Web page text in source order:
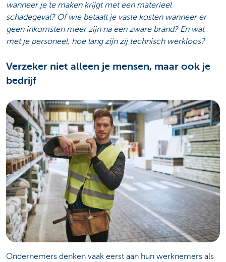
wanneer je te maken krijgt met een materieel
schadegeval? Of wie betaalt je vaste kosten wanneer er
geen inkomsten meer zijn na een zware brand? En wat
met je personeel, hoe lang zijn zij technisch werkloos?
Verzeker niet alleen je mensen, maar ook je
bedrijf
Ondernemers denken vaak eerst aan hun werknemers als